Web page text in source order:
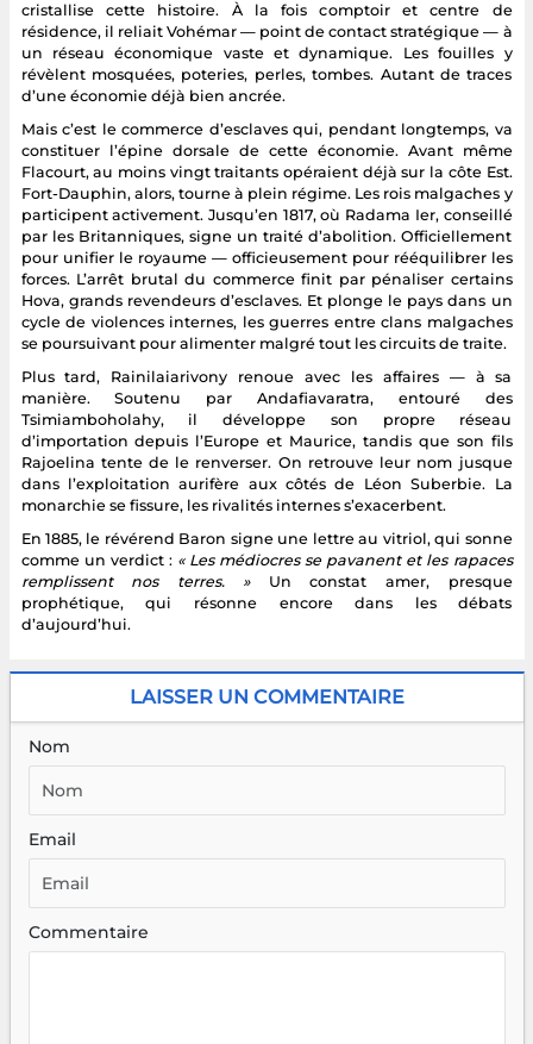
cristallise cette histoire. À la fois comptoir et centre de
résidence, il reliait Vohémar — point de contact stratégique — à
un réseau économique vaste et dynamique. Les fouilles y
révèlent mosquées, poteries, perles, tombes. Autant de traces
d’une économie déjà bien ancrée.
Mais c’est le commerce d’esclaves qui, pendant longtemps, va
constituer l’épine dorsale de cette économie. Avant même
Flacourt, au moins vingt traitants opéraient déjà sur la côte Est.
Fort-Dauphin, alors, tourne à plein régime. Les rois malgaches y
participent activement. Jusqu’en 1817, où Radama Ier, conseillé
par les Britanniques, signe un traité d’abolition. Officiellement
pour unifier le royaume — officieusement pour rééquilibrer les
forces. L’arrêt brutal du commerce finit par pénaliser certains
Hova, grands revendeurs d’esclaves. Et plonge le pays dans un
cycle de violences internes, les guerres entre clans malgaches
se poursuivant pour alimenter malgré tout les circuits de traite.
Plus tard, Rainilaiarivony renoue avec les affaires — à sa
manière. Soutenu par Andafiavaratra, entouré des
Tsimiamboholahy, il développe son propre réseau
d’importation depuis l’Europe et Maurice, tandis que son fils
Rajoelina tente de le renverser. On retrouve leur nom jusque
dans l’exploitation aurifère aux côtés de Léon Suberbie. La
monarchie se fissure, les rivalités internes s’exacerbent.
En 1885, le révérend Baron signe une lettre au vitriol, qui sonne
comme un verdict : « Les médiocres se pavanent et les rapaces
remplissent nos terres. »Un constat amer, presque
prophétique, qui résonne encore dans les débats
d’aujourd’hui.
LAISSER UN COMMENTAIRE
Nom
Email
Commentaire